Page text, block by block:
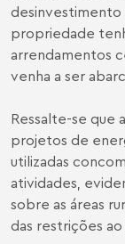
desinvestimento
propriedade
arrendamentos
venha a ser
Ressalte-se que
projetos de
utilizadas
atividades,
sobre as áreas
das restrições